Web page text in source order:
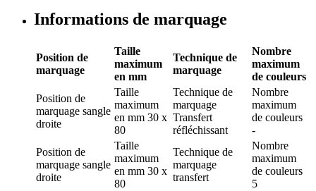
Informations de marquage
Position de
marquage
Taille
maximum
en mm
Technique de
marquage
Nombre
maximum
de couleurs
Position de
marquage sangle
droite
Taille
maximum
en mm 30 x
80
Technique de
marquage
Transfert
réfléchissant
Nombre
maximum
de couleurs
-
Position de
marquage sangle
droite
Taille
maximum
en mm 30 x
80
Technique de
marquage
transfert
Nombre
maximum
de couleurs
5